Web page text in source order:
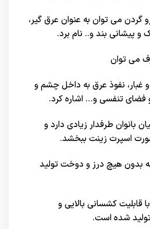
گردن می توان به عنوان عرق گیر،
پیشانی بند و.. نام برد.
می توان
غبار، نفوذ عرق به داخل چشم و
فضای تنفسی و… اشاره کرد.
بانوان طرفدار زیادی دارد و
اسپرت زینت ببخشد.
بدون هیچ درز و دوخت تولید
قابلیت کشسانی بالایی و
شده است.